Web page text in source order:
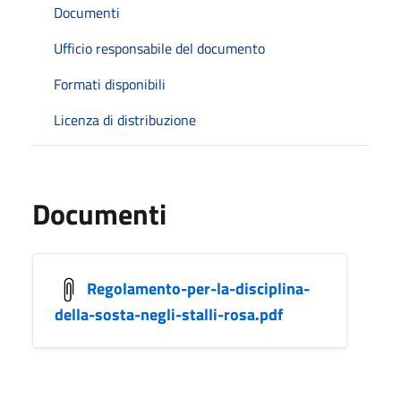
Documenti
Ufficio responsabile del documento
Formati disponibili
Licenza di distribuzione
Documenti
Regolamento-per-la-disciplina-
della-sosta-negli-stalli-rosa.pdf